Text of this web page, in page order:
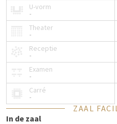
We leven steeds meer in
alledaagse leven eist aandacht
natuurlijke omgeving geeft
gezondheid. Natuur is goed
gedachten op een rijtje te
ontspannen gevoel. Informatie
gemakkelijker! Alleen de
de productiviteit met 6% en
KENMERKEN ZAAL
U-vorm
-
Theater
-
Receptie
-
Examen
-
Carré
-
ZAAL
In de zaal